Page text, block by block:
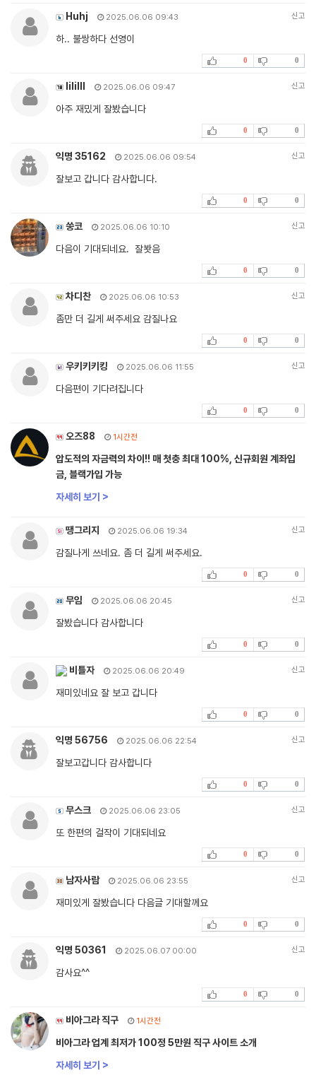
Huhj 2025.06.06 09:43 신고
하.. 불쌍하다 선영이
0 0
lililll 2025.06.06 09:47 신고
아주 재밌게 잘봤습니다
0 0
익명 35162 2025.06.06 09:54 신고
잘보고 갑니다 감사합니다.
0 0
쑹코 2025.06.06 10:10 신고
다음이 기대되네요. 잘봣음
0 0
차디찬 2025.06.06 10:53 신고
좀만 더 길게 써주세요 감질나요
0 0
우키키키킹 2025.06.06 11:55 신고
다음편이 기다려집니다
0 0
오즈88 1시간전
압도적의 자금력의 차이!! 매 첫충 최대 100%, 신규회원 계좌입
금, 블랙가입 가능
자세히 보기 >
땡그리지 2025.06.06 19:34 신고
감질나게 쓰네요. 좀 더 길게 써주세요.
0 0
무임 2025.06.06 20:45 신고
잘봤습니다 감사합니다
0 0
비틀자 2025.06.06 20:49 신고
재미있네요 잘 보고 갑니다
0 0
익명 56756 2025.06.06 22:54 신고
잘보고갑니다 감사합니다
0 0
무스크 2025.06.06 23:05 신고
또 한편의 걸작이 기대되네요
0 0
남자사람 2025.06.06 23:55 신고
재미있게 잘봤습니다 다음글 기대할께요
0 0
익명 50361 2025.06.07 00:00 신고
감사요^^
0 0
비아그라 직구 1시간전
비아그라 업계 최저가 100정 5만원 직구 사이트 소개
자세히 보기 >